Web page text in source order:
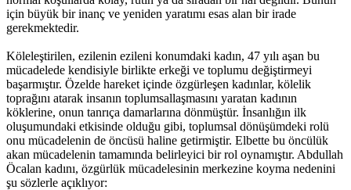
için büyük bir inanç ve yeniden yaratımı esas alan bir irade
gerekmektedir.
Köleleştirilen, ezilenin ezileni konumdaki kadın, 47 yılı aşan bu
mücadelede kendisiyle birlikte erkeği ve toplumu değiştirmeyi
başarmıştır. Özelde hareket içinde özgürleşen kadınlar, kölelik
toprağını atarak insanın toplumsallaşmasını yaratan kadının
köklerine, onun tanrıça damarlarına dönmüştür. İnsanlığın ilk
oluşumundaki etkisinde olduğu gibi, toplumsal dönüşümdeki rolü
onu mücadelenin de öncüsü haline getirmiştir. Elbette bu öncülük
akan mücadelenin tamamında belirleyici bir rol oynamıştır. Abdullah
Öcalan kadını, özgürlük mücadelesinin merkezine koyma nedenini
şu sözlerle açıklıyor: